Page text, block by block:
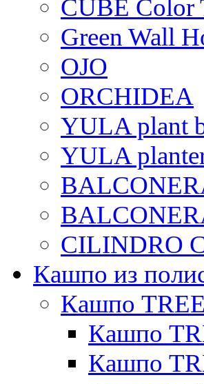
CUBE Color
Green Wall
OJO
ORCHIDEA
YULA plant
YULA
CILINDRO
Кашпо из
Кашпо
Кашпо
Кашпо